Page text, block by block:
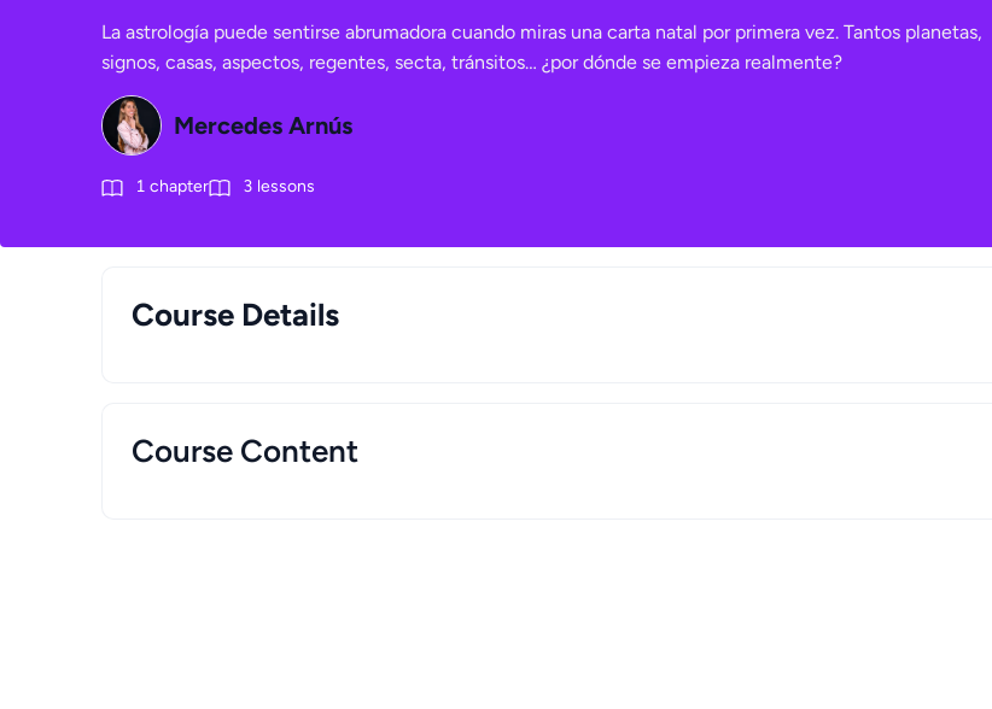
La astrología puede sentirse abrumadora cuando miras una carta natal por primera vez. Tantos planetas,
signos, casas, aspectos, regentes, secta, tránsitos… ¿por dónde se empieza realmente?
Mercedes Arnús
1 chapter 3 lessons
Course Details
Course Content